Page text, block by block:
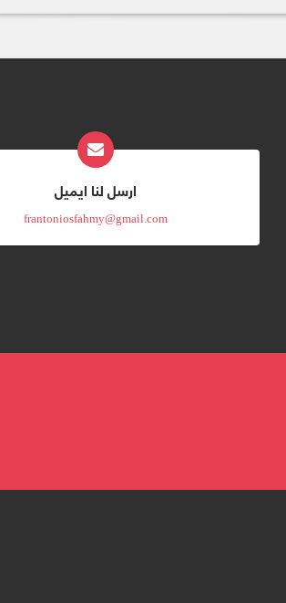
ارسل لنا ايميل
frantoniosfahmy@gmail.com